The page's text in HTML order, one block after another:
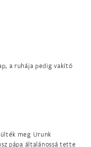
a ruhája pedig vakító
meg Urunk
pápa általánossá tette